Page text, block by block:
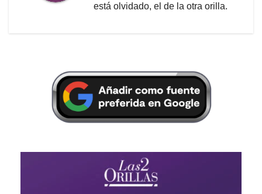
está olvidado, el de la otra orilla.